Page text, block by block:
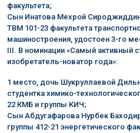
факультета;
Сын Инатова Мехрой
ТВМ 101-23 факультета
машиностроения, удостоен 3-го
III. В номинации «Самый активный
изобретатель-новатор года»:
1 место, дочь Шукруллаевой
студентка химико-
22 КМБ и группы КИЧ;
Сын Абдугафарова Нурбек
группы 412-21 энергетического